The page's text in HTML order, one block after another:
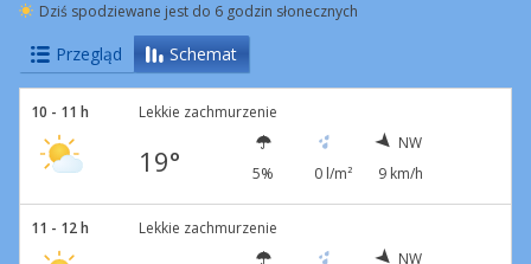
Dziś spodziewane jest do 6 godzin słonecznych
Przegląd Schemat
10 - 11 h Lekkie zachmurzenie
19° 5% 0 l/m²
NW
9 km/h
11 - 12 h Lekkie zachmurzenie
NW